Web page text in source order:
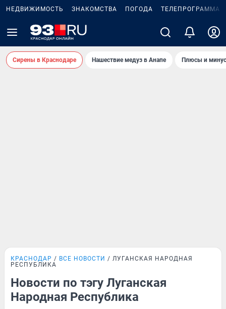
НЕДВИЖИМОСТЬ ЗНАКОМСТВА ПОГОДА ТЕЛЕПРОГРАММА
Сирены в Краснодаре Нашествие медуз в Анапе Плюсы и
КРАСНОДАР ВСЕ НОВОСТИ
ЛУГАНСКАЯ НАРОДНАЯ
РЕСПУБЛИКА
Новости по тэгу Луганская
Народная Республика